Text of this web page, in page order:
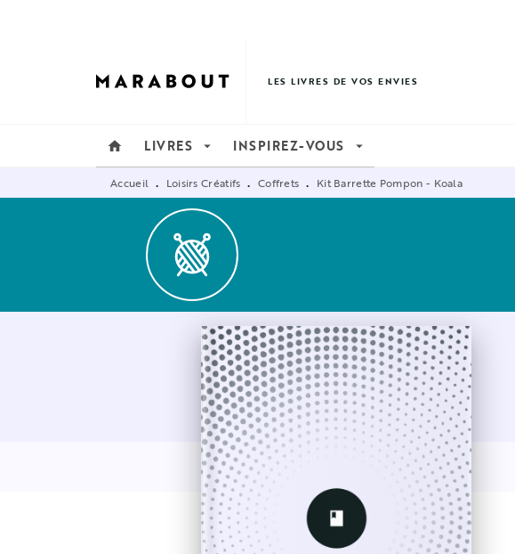
LES LIVRES DE VOS ENVIES
home LIVRES arrow_drop_down INSPIREZ-VOUS arrow_drop_down
Accueil • Loisirs Créatifs • Coffrets • Kit Barrette Pompon - Koala